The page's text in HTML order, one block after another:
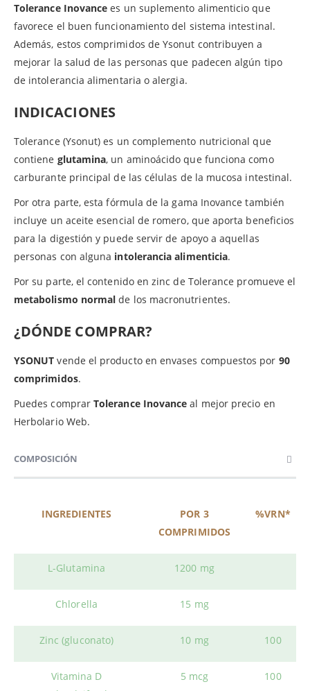
Tolerance Inovancees un suplemento alimenticio que
favorece el buen funcionamiento del sistema intestinal.
Además, estos comprimidos de Ysonut contribuyen a
mejorar la salud de las personas que padecen algún tipo
de intolerancia alimentaria o alergia.
INDICACIONES
Tolerance (Ysonut) es un complemento nutricional que
contiene glutamina, un aminoácido que funciona como
carburante principal de las células de la mucosa intestinal.
Por otra parte, esta fórmula de la gama Inovance también
incluye un aceite esencial de romero, que aporta beneficios
para la digestión y puede servir de apoyo a aquellas
personas con alguna intolerancia alimenticia.
Por su parte, el contenido en zinc de Tolerance promueve el
metabolismo normal de los macronutrientes.
¿DÓNDE COMPRAR?
YSONUT vende el producto en envases compuestos por 90
comprimidos.
Puedes comprarTolerance Inovance al mejor precio en
Herbolario Web.
COMPOSICIÓN
INGREDIENTES
POR 3
COMPRIMIDOS
%VRN*
L-Glutamina 1200 mg
Chlorella 15 mg
Zinc (gluconato) 10 mg 100
Vitamina D
5 mcg 100